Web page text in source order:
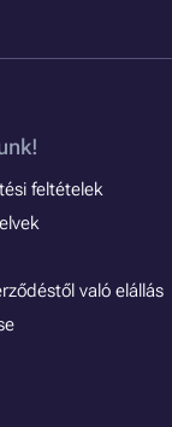
feltételek
való elállás